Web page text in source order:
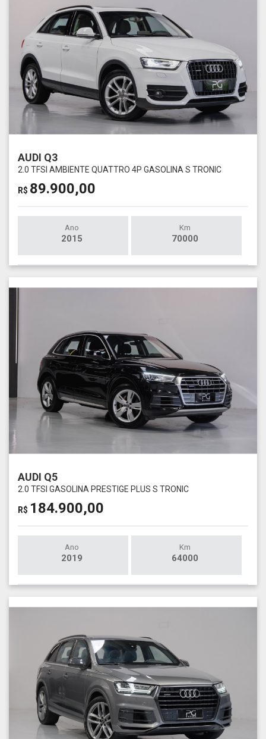
AUDI Q3
2.0 TFSI AMBIENTE QUATTRO 4P GASOLINA S TRONIC
R$ 89.900,00
Ano
2015
Km
70000
AUDI Q5
2.0 TFSI GASOLINA PRESTIGE PLUS S TRONIC
R$ 184.900,00
Ano
2019
Km
64000